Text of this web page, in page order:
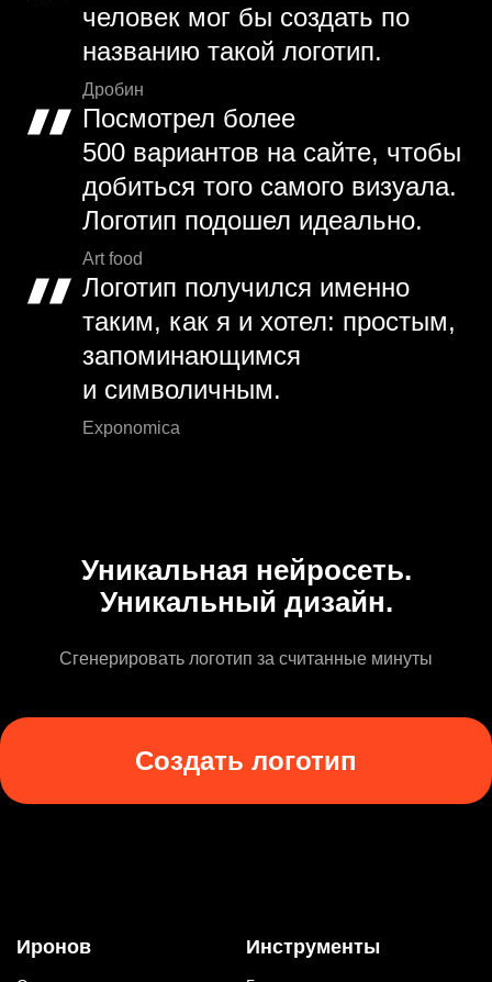
человек мог бы создать по
названию такой логотип.
Дробин
Посмотрел более
500 вариантов на сайте, чтобы
добиться того самого визуала.
Логотип подошел идеально.
Art food
Логотип получился именно
таким, как я и хотел: простым,
запоминающимся
и символичным.
Exponomica
Уникальная нейросеть.
Уникальный дизайн.
Сгенерировать логотип за считанные минуты
Создать логотип
Иронов Инструменты